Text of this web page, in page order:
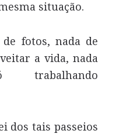
situação.
fotos, nada de
a vida, nada
dos tais passeios